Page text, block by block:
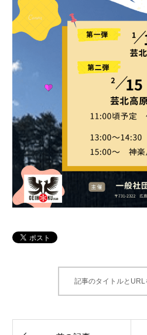
記事のタイトルとURL